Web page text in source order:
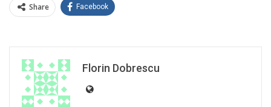
Share Facebook
Florin Dobrescu